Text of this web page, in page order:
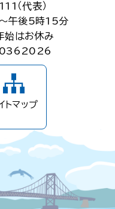
（代表）
午後5時15分
始はお休み
トマップ